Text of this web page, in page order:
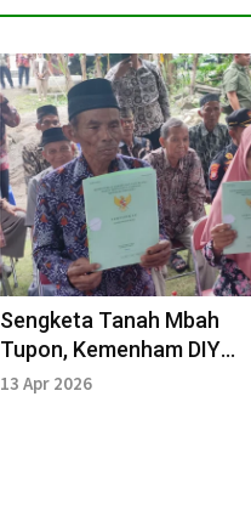
Sengketa Tanah Mbah
Tupon, Kemenham DIY
Soroti Pemenuhan Hak
13 Apr 2026